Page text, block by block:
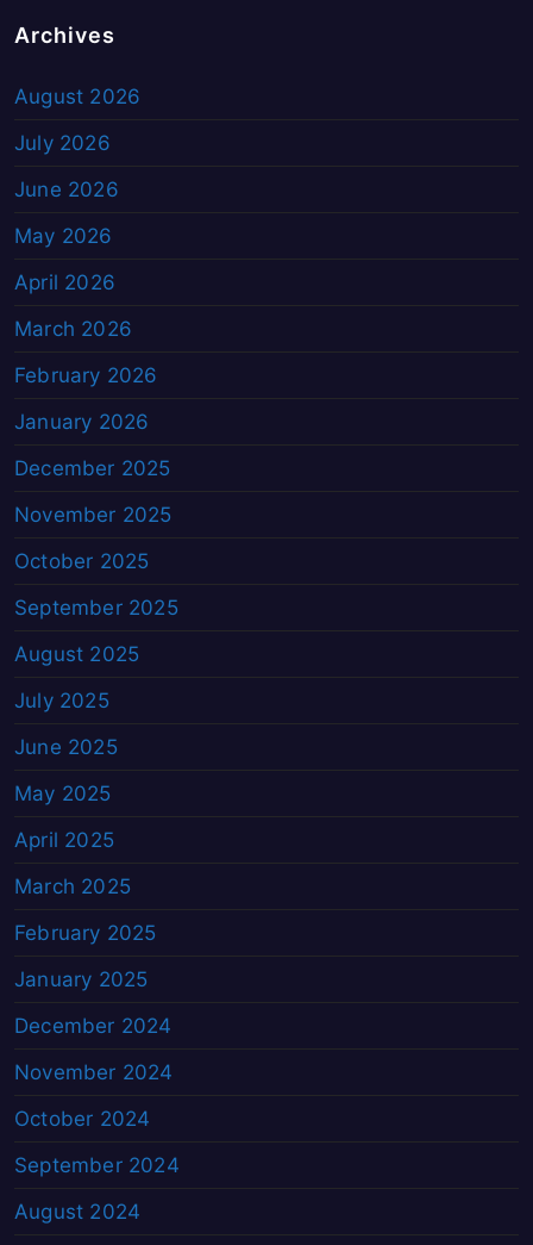
Archives
August 2026
July 2026
June 2026
May 2026
April 2026
March 2026
February 2026
January 2026
December 2025
November 2025
October 2025
September 2025
August 2025
July 2025
June 2025
May 2025
April 2025
March 2025
February 2025
January 2025
December 2024
November 2024
October 2024
September 2024
August 2024